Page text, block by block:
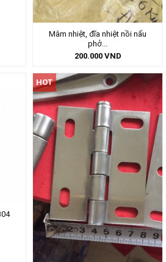
Mâm nhiệt, đĩa nhiệt nồi nấu
phở...
200.000 VND
HOT